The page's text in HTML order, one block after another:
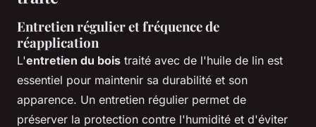
Entretien régulier et fréquence de
réapplication
L'entretien du bois traité avec de l'huile de lin est
essentiel pour maintenir sa durabilité et son
apparence. Un entretien régulier permet de
préserver la protection contre l'humidité et d'éviter